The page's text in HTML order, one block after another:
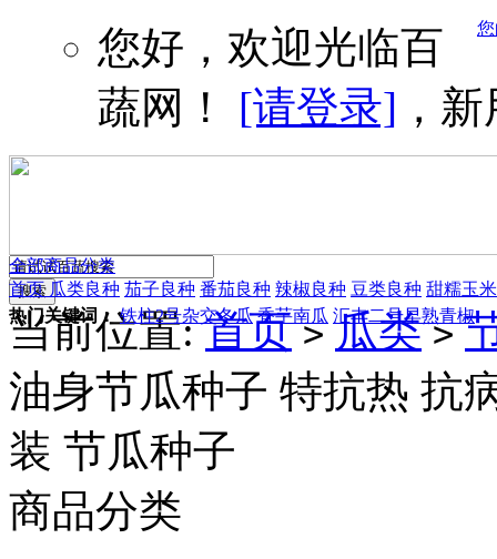
您好，欢迎光临百
蔬网！ [请登录] ，
热门关键词： 铁柱2号杂交冬瓜 香芋南瓜 汇丰二号早熟青椒
全部商品分类
首页 瓜类良种 茄子良种 番茄良种 辣椒良种 豆类良种 甜糯玉米
当前位置:首页 > 瓜类 >
油身节瓜种子 特抗热 抗
装 节瓜种子
商品分类